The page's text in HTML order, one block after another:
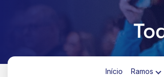
Início Ramos